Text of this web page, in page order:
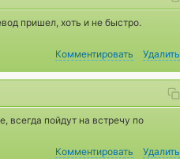
пришел, хоть и не быстро.
Комментировать
Удалить
всегда пойдут на встречу по
Комментировать
Удалить